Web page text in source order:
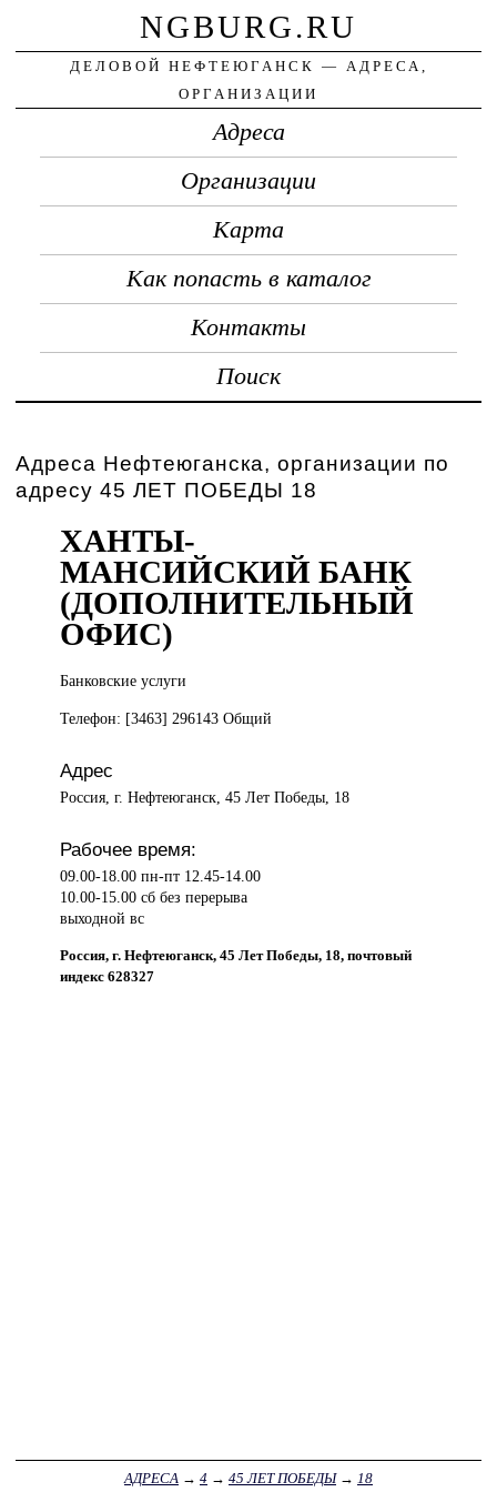
NGBURG.RU
ДЕЛОВОЙ НЕФТЕЮГАНСК — АДРЕСА,
ОРГАНИЗАЦИИ
Адреса
Организации
Карта
Как попасть в каталог
Контакты
Поиск
Адреса Нефтеюганска, организации по
адресу 45 ЛЕТ ПОБЕДЫ 18
ХАНТЫ-
МАНСИЙСКИЙ БАНК
(ДОПОЛНИТЕЛЬНЫЙ
ОФИС)
Банковские услуги
Телефон: [3463] 296143 Общий
Адрес
Россия, г. Нефтеюганск, 45 Лет Победы, 18
Рабочее время:
09.00-18.00 пн-пт 12.45-14.00
10.00-15.00 сб без перерыва
выходной вс
Россия, г. Нефтеюганск, 45 Лет Победы, 18, почтовый
индекс 628327
АДРЕСА → 4 → 45 ЛЕТ ПОБЕДЫ→ 18